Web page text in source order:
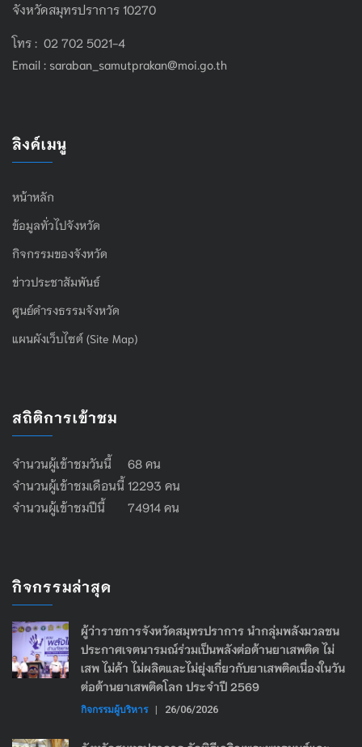
จังหวัดสมุทรปราการ 10270
โทร : 02 702 5021-4
Email : saraban_samutprakan@moi.go.th
ลิงค์เมนู
หน้าหลัก
ข้อมูลทั่วไปจังหวัด
กิจกรรมของจังหวัด
ข่าวประชาสัมพันธ์
ศูนย์ดำรงธรรมจังหวัด
แผนผังเว็บไซต์ (Site Map)
สถิติการเข้าชม
จำนวนผู้เข้าชมวันนี้ 68 คน
จำนวนผู้เข้าชมเดือนนี้ 12293 คน
จำนวนผู้เข้าชมปีนี้ 74914 คน
กิจกรรมล่าสุด
ผู้ว่าราชการจังหวัดสมุทรปราการ นำกลุ่มพลังมวลชน
ประกาศเจตนารมณ์ร่วมเป็นพลังต่อต้านยาเสพติด ไม่
เสพ ไม่ค้า ไม่ผลิตและไม่ยุ่งเกี่ยวกับยาเสพติดเนื่องในวัน
ต่อต้านยาเสพติดโลก ประจำปี 2569
กิจกรรมผู้บริหาร | 26/06/2026